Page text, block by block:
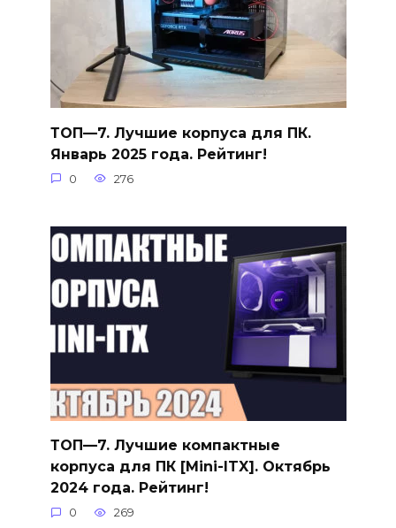
ТОП—7. Лучшие корпуса для ПК.
Январь 2025 года. Рейтинг!
0 276
ТОП—7. Лучшие компактные
корпуса для ПК [Mini-ITX]. Октябрь
2024 года. Рейтинг!
0 269